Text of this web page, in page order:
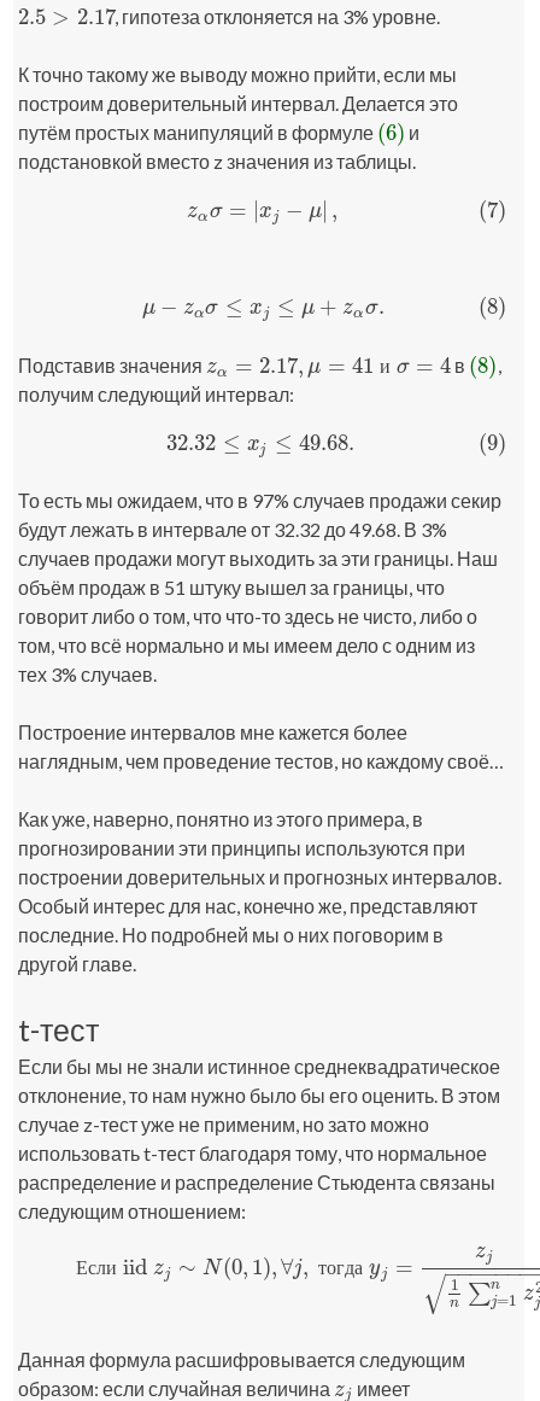
2.5 > 2.17
2.5>2.17 , гипотеза отклоняется на 3% уровне.
К точно такому же выводу можно прийти, если мы
построим доверительный интервал. Делается это
путём простых манипуляций в формуле (6)
(6) и
подстановкой вместо z значения из таблицы.
zασ = |xj − μ| , (7)
(7) zα =|x j−μ|,
μ − zασ ≤ xj ≤ μ + zασ. (8)
(8)μ− zασ≤x ≤μ +zασ.
Подставив значения zα = 2.17, μ = 41 и σ = 4
zα =2.17,μ=41 иσ =4 в (8)
(8) ,
получим следующий интервал:
32.32 ≤ xj ≤ 49.68. (9)
(9)32.32≤x j≤49.68.
То есть мы ожидаем, что в 97% случаев продажи секир
будут лежать в интервале от 32.32 до 49.68. В 3%
случаев продажи могут выходить за эти границы. Наш
объём продаж в 51 штуку вышел за границы, что
говорит либо о том, что что-то здесь не чисто, либо о
том, что всё нормально и мы имеем дело с одним из
тех 3% случаев.
Построение интервалов мне кажется более
наглядным, чем проведение тестов, но каждому своё…
Как уже, наверно, понятно из этого примера, в
прогнозировании эти принципы используются при
построении доверительных и прогнозных интервалов.
Особый интерес для нас, конечно же, представляют
последние. Но подробней мы о них поговорим в
другой главе.
t-тест
Если бы мы не знали истинное среднеквадратическое
отклонение, то нам нужно было бы его оценить. В этом
случае z-тест уже не применим, но зато можно
использовать t-тест благодаря тому, что нормальное
распределение и распределение Стьюдента связаны
следующим отношением:
Если iidzj ∼ N(0, 1),∀j, тогда yj =
zj
1
n ∑n
j=1 zj
−−−−−−−
√
(10)Еслиiid ∼ N(0, 1),∀ j, тогдаyj=zj1 1nzj2∼t(n).
Данная формула расшифровывается следующим
образом: если случайная величина zj
zj имеет